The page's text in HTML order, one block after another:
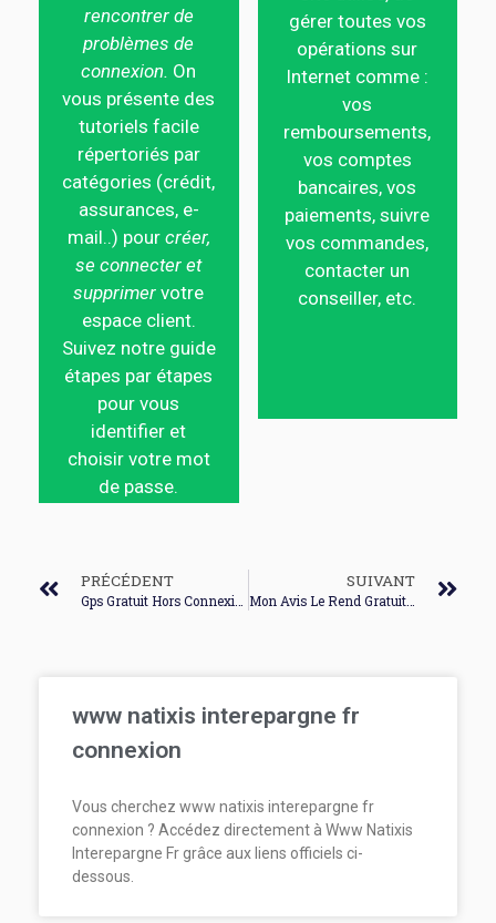
rencontrer de
problèmes de
connexion. On
vous présente des
tutoriels facile
répertoriés par
catégories (crédit,
assurances, e-
mail..) pour créer,
se connecter et
supprimer votre
espace client.
Suivez notre guide
étapes par étapes
pour vous
identifier et
choisir votre mot
de passe.
gérer toutes vos
opérations sur
Internet comme :
vos
remboursements,
vos comptes
bancaires, vos
paiements, suivre
vos commandes,
contacter un
conseiller, etc.
PRÉCÉDENT SUIVANT
Mon Avis Le Rend Gratuit Carrefour Connexion
www natixis interepargne fr
connexion
Vous cherchez www natixis interepargne fr
connexion ? Accédez directement à Www Natixis
Interepargne Fr grâce aux liens officiels ci-
dessous.